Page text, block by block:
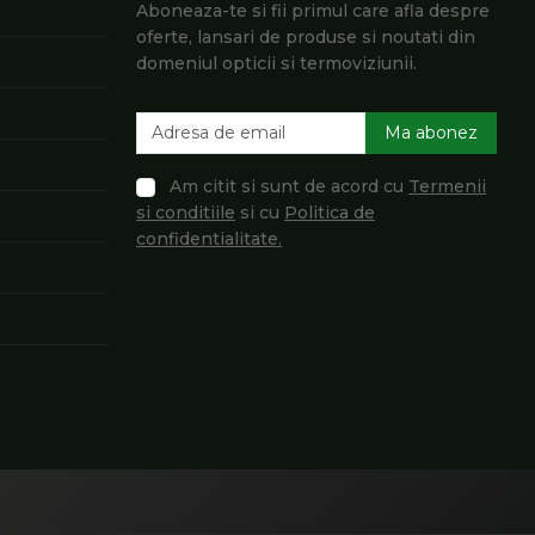
Aboneaza-te si fii primul care afla despre
oferte, lansari de produse si noutati din
domeniul opticii si termoviziunii.
Ma abonez
Am citit si sunt de acord cu Termenii
si conditiile si cu Politica de
confidentialitate.